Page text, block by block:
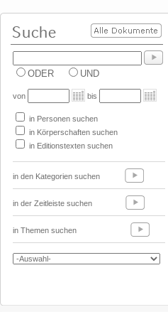
ODER UND
von bis
in Personen suchen
in Körperschaften suchen
in Editionstexten suchen
in den Kategorien suchen
in der Zeitleiste suchen
in Themen suchen